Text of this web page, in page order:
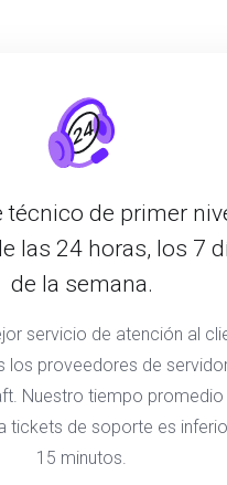
técnico de primer
las 24 horas, los 7
de la semana.
servicio de atención al
los proveedores de
Nuestro tiempo promedio
tickets de soporte es
15 minutos.